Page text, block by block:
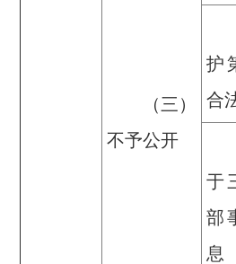
（三）
不予公开
护
合
于
部
息